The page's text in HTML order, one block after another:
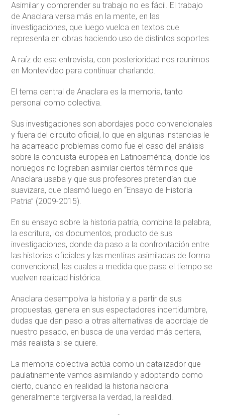
Asimilar y comprender su trabajo no es fácil. El trabajo
de Anaclara versa más en la mente, en las
investigaciones, que luego vuelca en textos que
representa en obras haciendo uso de distintos soportes.
A raíz de esa entrevista, con posterioridad nos reunimos
en Montevideo para continuar charlando.
El tema central de Anaclara es la memoria, tanto
personal como colectiva.
Sus investigaciones son abordajes poco convencionales
y fuera del circuito oficial, lo que en algunas instancias le
ha acarreado problemas como fue el caso del análisis
sobre la conquista europea en Latinoamérica, donde los
noruegos no lograban asimilar ciertos términos que
Anaclara usaba y que sus profesores pretendían que
suavizara, que plasmó luego en “Ensayo de Historia
Patria” (2009-2015).
En su ensayo sobre la historia patria, combina la palabra,
la escritura, los documentos, producto de sus
investigaciones, donde da paso a la confrontación entre
las historias oficiales y las mentiras asimiladas de forma
convencional, las cuales a medida que pasa el tiempo se
vuelven realidad histórica.
Anaclara desempolva la historia y a partir de sus
propuestas, genera en sus espectadores incertidumbre,
dudas que dan paso a otras alternativas de abordaje de
nuestro pasado, en busca de una verdad más certera,
más realista si se quiere.
La memoria colectiva actúa como un catalizador que
paulatinamente vamos asimilando y adoptando como
cierto, cuando en realidad la historia nacional
generalmente tergiversa la verdad, la realidad.